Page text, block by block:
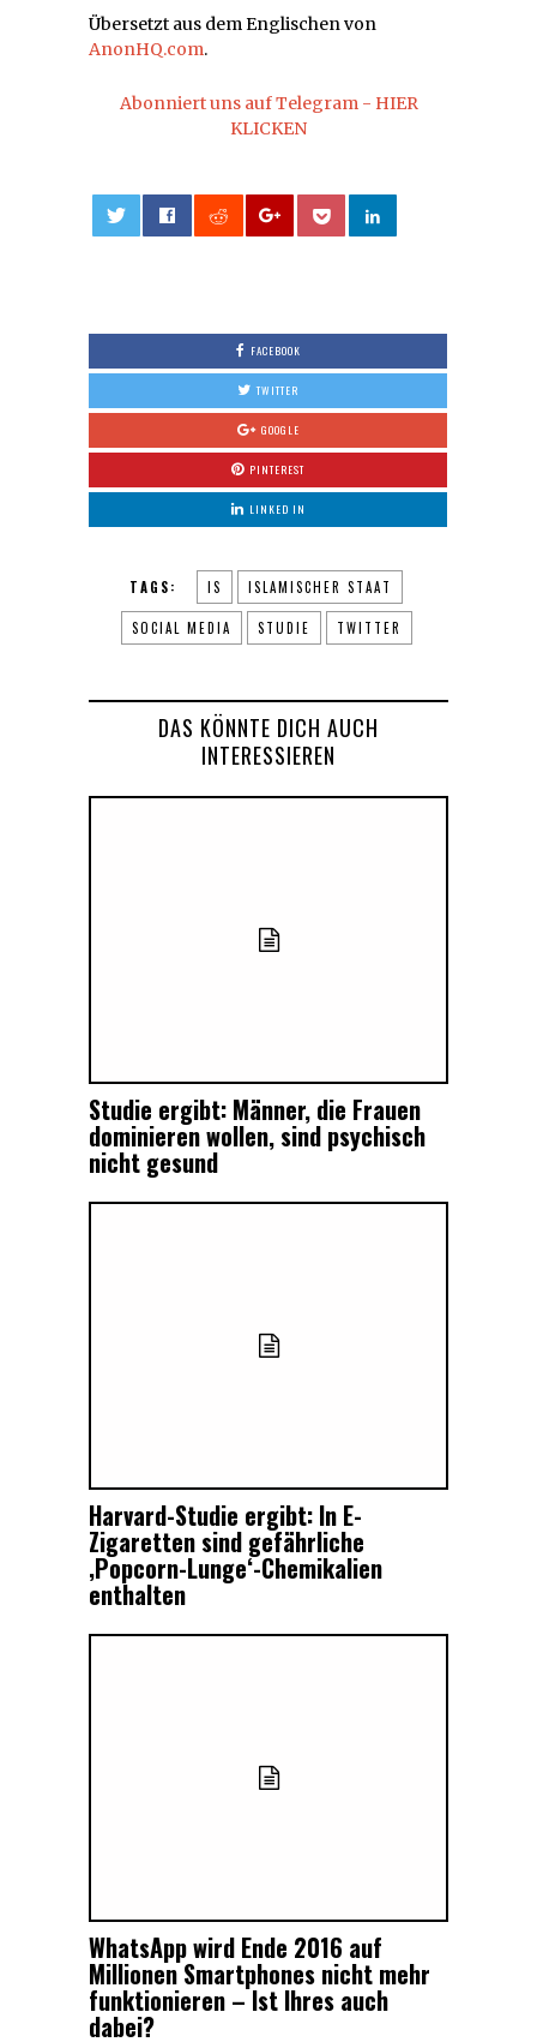
Übersetzt aus dem Englischen von
AnonHQ.com.
Abonniert uns auf Telegram - HIER
KLICKEN
FACEBOOK
TWITTER
GOOGLE
PINTEREST
LINKED IN
TAGS: IS ISLAMISCHER STAAT
SOCIAL MEDIA STUDIE TWITTER
DAS KÖNNTE DICH AUCH
INTERESSIEREN
Studie ergibt: Männer, die Frauen
dominieren wollen, sind psychisch
nicht gesund
Harvard-Studie ergibt: In E-
Zigaretten sind gefährliche
‚Popcorn-Lunge‘-Chemikalien
enthalten
WhatsApp wird Ende 2016 auf
Millionen Smartphones nicht mehr
funktionieren – Ist Ihres auch
dabei?